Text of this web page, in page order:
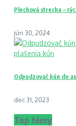
Plechová strecha –
jún 30, 2024
Odpudzovač kún do
dec 31, 2023
Top témy